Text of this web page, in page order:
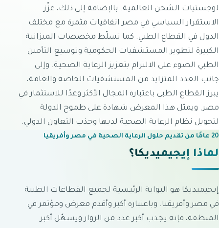
لوجستيات الشحن العالمية. بالإضافة إلى ذلك، عزّز
الاستقرار السياسي في مصر اتفاقيات مثمرة مع مختلف
الدول في القطاع الطبي. كما تسلّط مخصصات الميزانية
الكبيرة لتطوير المستشفيات الحكومية وتوسيع التأمين
الطبي الضوء على الالتزام بتعزيز الرعاية الصحية. وإلى
جانب العدد المتزايد من المستشفيات الخاصة والعامة،
يبرز القطاع الطبي باعتباره المجال الأكثر وعدًا للاستثمار في
مصر. ويمثل هذا المعرض شهادة على طموح الدولة
لتحويل نظام الرعاية الصحية لديها وجذب التعاون الدولي.
20 عامًا من تقديم حلول الرعاية الصحية في مصر وأفريقيا
لماذا إيجيميديكا؟
إيجيميديكا هو البوابة الرئيسية لجميع القطاعات الطبية
في مصر وأفريقيا. وباعتباره أكبر وأقدم معرض ومؤتمر في
المنطقة، فإنه يجذب أكبر عدد من الزوار ويسهّل أكبر